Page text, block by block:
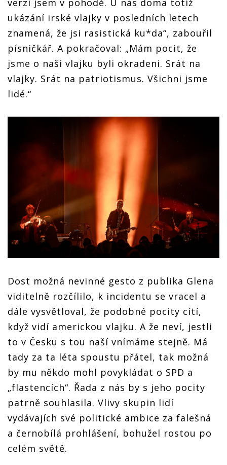
verzí jsem v pohodě. U nás doma totiž
ukázání irské vlajky v posledních letech
znamená, že jsi rasistická ku*da“, zabouřil
písničkář. A pokračoval: „Mám pocit, že
jsme o naši vlajku byli okradeni. Srát na
vlajky. Srát na patriotismus. Všichni jsme
lidé.“
Dost možná nevinné gesto z publika Glena
viditelně rozčílilo, k incidentu se vracel a
dále vysvětloval, že podobné pocity cítí,
když vidí americkou vlajku. A že neví, jestli
to v Česku s tou naší vnímáme stejně. Má
tady za ta léta spoustu přátel, tak možná
by mu někdo mohl povykládat o SPD a
„flastencích“. Řada z nás by s jeho pocity
patrně souhlasila. Vlivy skupin lidí
vydávajích své politické ambice za falešná
a černobílá prohlášení, bohužel rostou po
celém světě.